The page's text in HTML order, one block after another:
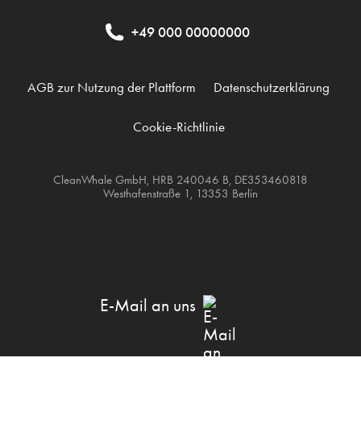
+49 000 00000000
AGB zur Nutzung der Plattform Datenschutzerklärung
Cookie-Richtlinie
CleanWhale GmbH, HRB 240046 B, DE353460818
Westhafenstraße 1, 13353 Berlin
E-Mail an uns